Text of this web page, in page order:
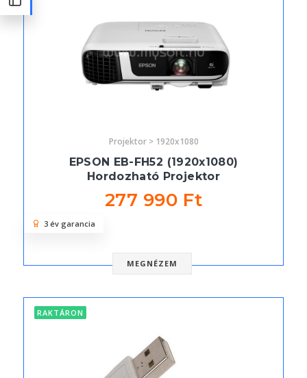
Projektor > 1920x1080
EPSON EB-FH52 (1920x1080)
Hordozható Projektor
277 990 Ft
MEGNÉZEM
3 év garancia
RAKTÁRON